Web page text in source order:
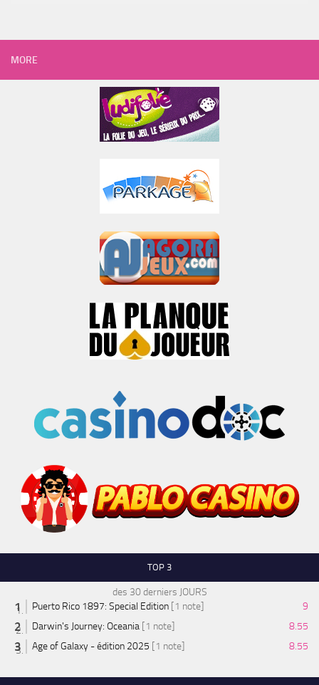
MORE
TOP 3
des 30 derniers JOURS
Puerto Rico 1897: Special Edition [1 note]
9
Darwin's Journey: Oceania [1 note]
8.55
Age of Galaxy - édition 2025 [1 note] 8.55